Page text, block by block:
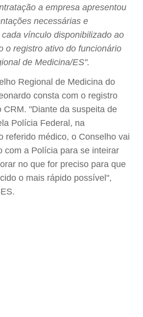
a empresa apresentou
necessárias e
vínculo disponibilizado ao
o registro ativo do funcionário
de Medicina/ES".
Regional de Medicina do
consta com o registro
CRM. "Diante da suspeita de
Polícia Federal, na
referido médico, o Conselho vai
com a Polícia para se inteirar
no que for preciso para que
o mais rápido possível",